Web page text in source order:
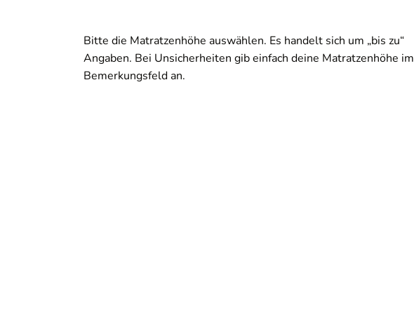
Bitte die Matratzenhöhe auswählen. Es handelt sich um „bis zu“
Angaben. Bei Unsicherheiten gib einfach deine Matratzenhöhe im
Bemerkungsfeld an.